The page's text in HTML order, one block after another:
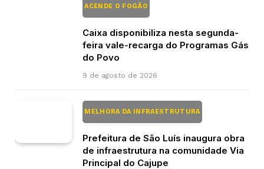
ACENDE O FOGÃO
Caixa disponibiliza nesta segunda-
feira vale-recarga do Programas Gás
do Povo
9 de agosto de 2026
MELHORA DA INFRAESTRUTURA
Prefeitura de São Luís inaugura obra
de infraestrutura na comunidade Via
Principal do Cajupe